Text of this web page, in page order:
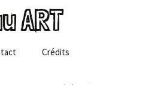
ART
Crédits